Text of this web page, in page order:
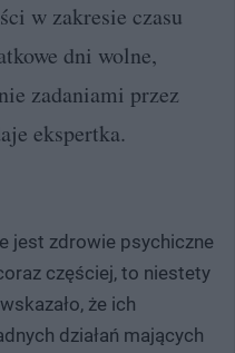
w zakresie czasu
dni wolne,
zadaniami przez
ekspertka.
jest zdrowie psychiczne
częściej, to niestety
że ich
działań mających